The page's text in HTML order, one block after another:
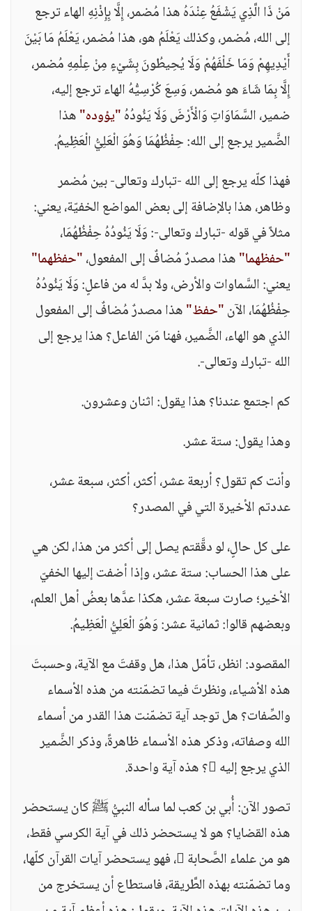
مَنْ ذَا الَّذِي يَشْفَعُ عِنْدَهُ هذا مُضمر، إِلَّا بِإِذْنِهِ الهاء ترجع
إلى الله، مُضمر، وكذلك يَعْلَمُ هو، هذا مُضمر، يَعْلَمُ مَا بَيْنَ
أَيْدِيهِمْ وَمَا خَلْفَهُمْ وَلَا يُحِيطُونَ بِشَيْءٍ مِنْ عِلْمِهِ مُضمر،
إِلَّا بِمَا شَاءَ هو مُضمر، وَسِعَ كُرْسِيُّهُ الهاء ترجع إليه،
ضمير، السَّمَاوَاتِ وَالْأَرْضَ وَلَا يَئُودُهُ"يؤوده"هذا
الضَّمير يرجع إلى الله: حِفْظُهُمَا وَهُوَ الْعَلِيُّ الْعَظِيمُ.
فهذا كلّه يرجع إلى الله -تبارك وتعالى- بين مُضمر
وظاهر، هذا بالإضافة إلى بعض المواضع الخفيّة، يعني:
مثلاً في قوله -تبارك وتعالى-: وَلَا يَئُودُهُ حِفْظُهُمَا،
"حفظهما"هذا مصدرٌ مُضافٌ إلى المفعول،"حفظهما"
يعني: السَّماوات والأرض، ولا بدَّ له من فاعلٍ: وَلَا يَئُودُهُ
حِفْظُهُمَا، الآن"حفظ"هذا مصدرٌ مُضافٌ إلى المفعول
الذي هو الهاء، الضَّمير، فهنا مَن الفاعل؟ هذا يرجع إلى
الله -تبارك وتعالى-.
كم اجتمع عندنا؟ هذا يقول: اثنان وعشرون.
وهذا يقول: ستة عشر.
وأنت كم تقول؟ أربعة عشر، أكثر، أكثر، سبعة عشر،
عددتم الأخيرة التي في المصدر؟
على كل حالٍ، لو دقَّقتم يصل إلى أكثر من هذا، لكن هي
على هذا الحساب: ستة عشر، وإذا أضفت إليها الخفيّ
الأخير؛ صارت سبعة عشر، هكذا عدَّها بعضُ أهل العلم،
وبعضهم قالوا: ثمانية عشر: وَهُوَ الْعَلِيُّ الْعَظِيمُ.
المقصود: انظر، تأمّل هذا، هل وقفتَ مع الآية، وحسبتَ
هذه الأشياء، ونظرتَ فيما تضمّنته من هذه الأسماء
والصِّفات؟ هل توجد آية تضمّنت هذا القدر من أسماء
الله وصفاته، وذكر هذه الأسماء ظاهرةً، وذكر الضَّمير
الذي يرجع إليه ؟ هذه آية واحدة.
تصور الآن: أُبي بن كعب لما سأله النبيُّ ﷺ كان يستحضر
هذه القضايا؟ هو لا يستحضر ذلك في آية الكرسي فقط،
هو من علماء الصَّحابة ، فهو يستحضر آيات القرآن كلّها،
وما تضمّنته بهذه الطَّريقة، فاستطاع أن يستخرج من